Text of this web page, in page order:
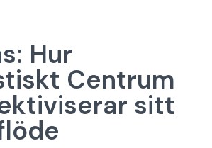
oss
Hur
Centrum
sitt